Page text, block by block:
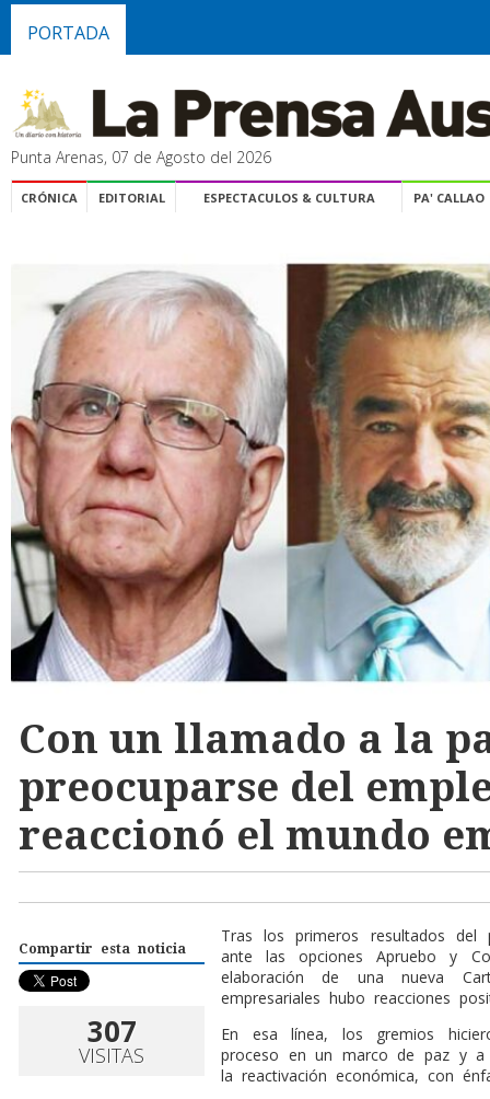
PORTADA
Punta Arenas, 07 de Agosto del 2026
CRÓNICA EDITORIAL ESPECTACULOS & CULTURA PA' CALLAO
Con un llamado a la
preocuparse del
reaccionó el mundo
Compartir esta noticia
307
VISITAS
Tras los primeros resultados del
ante las opciones Apruebo y
elaboración de una nueva
empresariales hubo reacciones
En esa línea, los gremios
proceso en un marco de paz y a
la reactivación económica, con